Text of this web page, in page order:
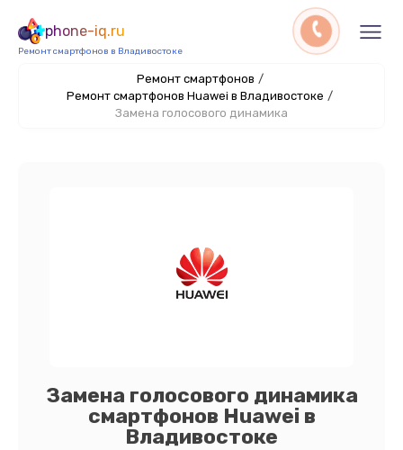
phone-iq.ru
Ремонт смартфонов в Владивостоке
Ремонт смартфонов /
Ремонт смартфонов Huawei в Владивостоке /
Замена голосового динамика
Замена голосового динамика
смартфонов Huawei в
Владивостоке